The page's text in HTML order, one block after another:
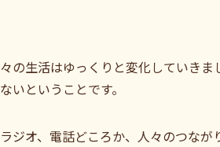
の生活はゆっくりと変化していき
いということです。
ジオ、電話どころか、人々のつな